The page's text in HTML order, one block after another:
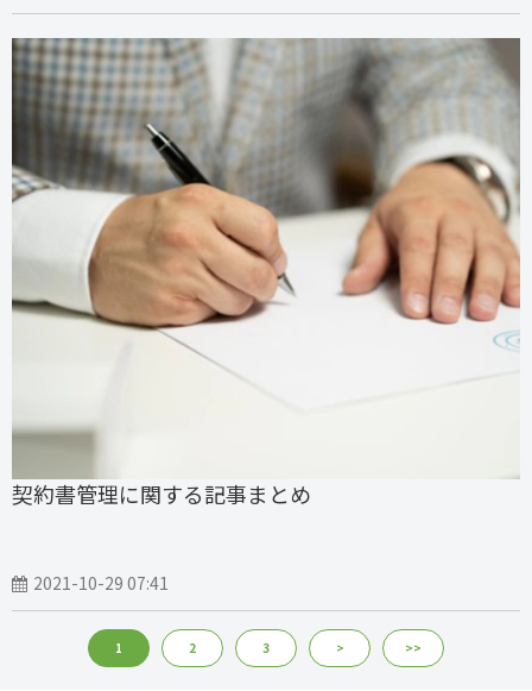
契約書管理に関する記事まとめ
2021-10-29 07:41
1 2 3 > >>